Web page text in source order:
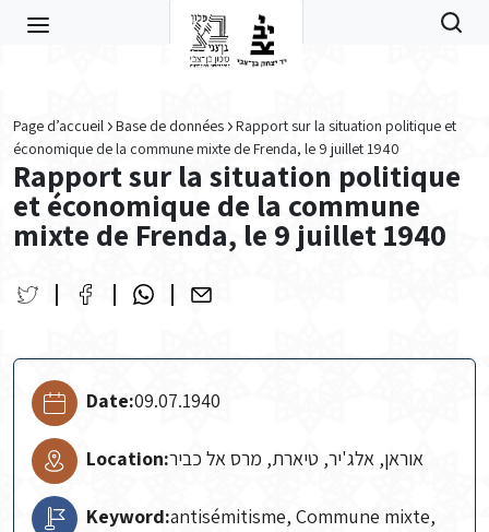
Page d’accueil Base de données
Rapport sur la situation politique et
économique de la commune mixte de Frenda, le 9 juillet 1940
Rapport sur la situation politique
et économique de la commune
mixte de Frenda, le 9 juillet 1940
Date:09.07.1940
Location:אוראן, אלג'יר, טיארת, מרס אל כביר
Keyword:antisémitisme, Commune mixte,